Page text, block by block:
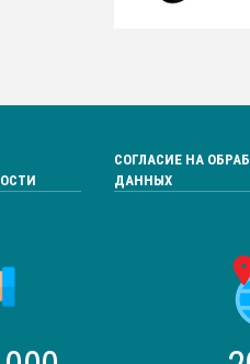
СОГЛАСИЕ НА
ДАННЫХ